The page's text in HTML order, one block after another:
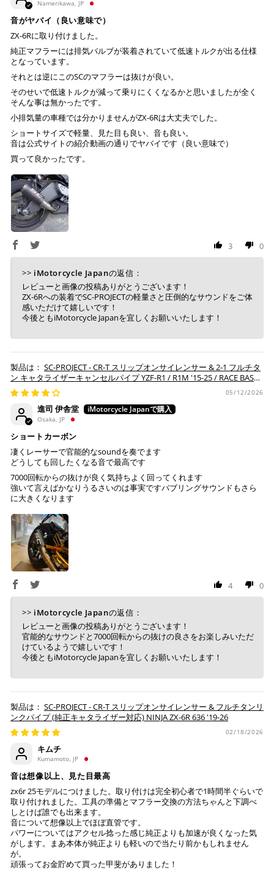
上記キャッシュレス決済アカウントからご希望のお支払
い方法をご選択頂き、クリックするだけで簡単に支払い
が完了します。
※ ご利用には事前にPayPay、Apple Payの利用登録が
必要です。
コンビニ決済(事前決済)
上記コンビニでお支払い頂けます。
入金確認が取れ次第、商品を手配させて頂きます。
店内端末にて操作後、レジにてお支払いください。
※ 支払期限はご注文日より7日以内とさせて頂いてお
セルとなります。
※ 税込300,000円以上のお買い物の際にはご利用頂けま
せん。
※ お支払いは現金のみとなります。
銀行振込(事前決済)
ご注文時に情報をお知らせ致しますので、指定の口座に
お振り込みください。
入金確認が取れ次第、商品を手配させて頂きます。
※ お支払期限はご注文日より7日以内とさせて頂いてお
り、万が一過ぎてしまった場合はご注文をキャンセルさ
せて頂きます。
※ 振込手数料はご負担ください。
Namerikawa, JP
音がヤバイ（良い意味で）
ZX-6Rに取り付けました。
純正マフラーには排気バルブが装着されていて低速トルクが出る仕様
となっています。
それとは逆にこのSCのマフラーは抜けが良い。
そのせいで低速トルクが減って乗りにくくなるかと思いましたが全く
そんな事は無かったです。
小排気量の車種では分かりませんがZX-6Rは大丈夫でした。
ショートサイズで軽量、見た目も良い、音も良い。
音は公式サイトの紹介動画の通りでヤバイです（良い意味で）
買って良かったです。
3 0
>> iMotorcycle Japanの返信：
レビューと画像の投稿ありがとうございます！
ZX-6Rへの装着でSC-PROJECTの軽量さと圧倒的なサウンドをご体
感いただけて嬉しいです！
今後ともiMotorcycle Japanを宜しくお願いいたします！
SC-PROJECT - CR-T スリップオンサイレンサー & 2-1 フルチタ
ン キャタライザーキャンセルパイプ YZF-R1 / R1M '15-25 / RACE BASE
'26
05/12/2026
進司 伊舎堂
Osaka, JP
ショートカーボン
凄くレーサーで官能的なsoundを奏でます
どうしても回したくなる音で最高です
7000回転からの抜けが良く気持ちよく回ってくれます
強いて言えばかなりうるさいのは事実ですバブリングサウンドもさら
に大きくなります
4 0
>> iMotorcycle Japanの返信：
レビューと画像の投稿ありがとうございます！
官能的なサウンドと7000回転からの抜けの良さをお楽しみいただ
けているようで嬉しいです！
今後ともiMotorcycle Japanを宜しくお願いいたします！
SC-PROJECT - CR-T スリップオンサイレンサー & フルチタンリ
ンクパイプ (純正キャタライザー対応) NINJA ZX-6R 636 '19-26
02/18/2026
キムチ
Kumamoto, JP
音は想像以上、見た目最高
zx6r 25モデルにつけました。取り付けは完全初心者で1時間半ぐらいで
取り付けれました。工具の準備とマフラー交換の方法ちゃんと下調べ
しとけば誰でも出来ます。
音について想像以上でほぼ直管です。
パワーについてはアクセル捻った感じ純正よりも加速が良くなった気
がします。まあ本体が純正よりも軽いので当たり前かもしれません
が。
頑張ってお金貯めて買った甲斐がありました！